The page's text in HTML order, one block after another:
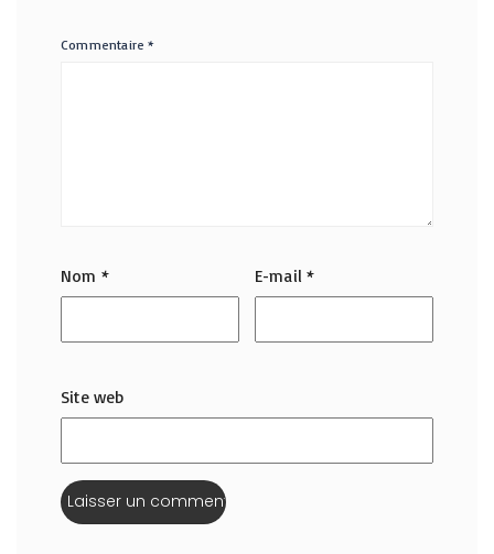
Commentaire*
Nom * E-mail*
Site web